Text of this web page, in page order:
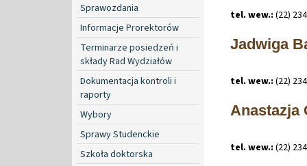
Sprawozdania
Informacje Prorektorów
Terminarze posiedzeń i
składy Rad Wydziałów
Dokumentacja kontroli i
raporty
Wybory
Sprawy Studenckie
Szkoła doktorska
tel. wew.: (22)
Jadwiga
tel. wew.: (22)
Anastazja
tel. wew.: (22)